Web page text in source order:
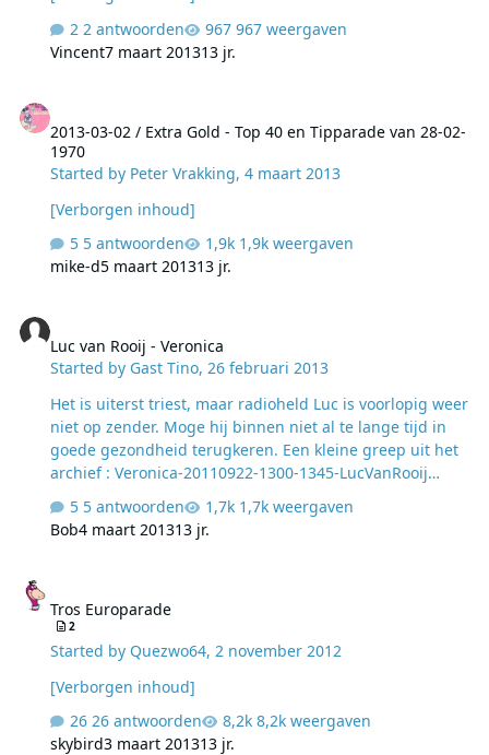
2 antwoorden
967 weergaven
Vincent7 maart 201313 jr.
2013-03-02 / Extra Gold - Top 40 en Tipparade van 28-02-
1970
Started by Peter Vrakking,4 maart 2013
[Verborgen inhoud]
5 antwoorden
1,9k weergaven
mike-d5 maart 201313 jr.
Luc van Rooij - Veronica
Started by Gast Tino,26 februari 2013
Het is uiterst triest, maar radioheld Luc is voorlopig weer
niet op zender. Moge hij binnen niet al te lange tijd in
goede gezondheid terugkeren. Een kleine greep uit het
archief : Veronica-20110922-1300-1345-LucVanRooij
20111004-1300-1340-LucVanRooij Veronica-20111005-
1300-1332-LucVanRooij Veronica-20111006-1300-1331-
5 antwoorden
1,7k weergaven
Bob4 maart 201313 jr.
Tros Europarade
2
Started by Quezwo64,2 november 2012
[Verborgen inhoud]
26 antwoorden
8,2k weergaven
skybird3 maart 201313 jr.